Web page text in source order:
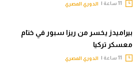
الدوري المصري
بيراميدز يخسر من ريزا سبور في ختام
معسكر تركيا
الدوري المصري